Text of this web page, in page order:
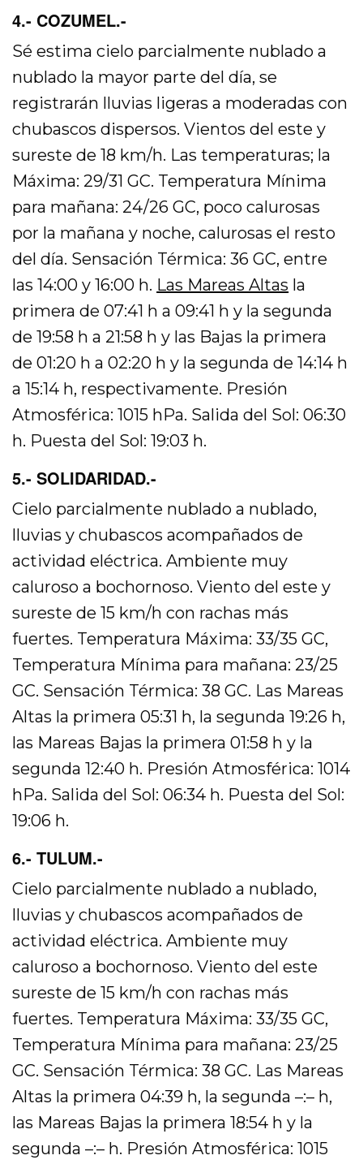
4.- COZUMEL.-
Sé estima cielo parcialmente nublado a
nublado la mayor parte del día, se
registrarán lluvias ligeras a moderadas con
chubascos dispersos. Vientos del este y
sureste de 18 km/h. Las temperaturas; la
Máxima: 29/31 GC. Temperatura Mínima
para mañana: 24/26 GC, poco calurosas
por la mañana y noche, calurosas el resto
del día. Sensación Térmica: 36 GC, entre
las 14:00 y 16:00 h. Las Mareas Altas la
primera de 07:41 h a 09:41 h y la segunda
de 19:58 h a 21:58 h y las Bajas la primera
de 01:20 h a 02:20 h y la segunda de 14:14 h
a 15:14 h, respectivamente. Presión
Atmosférica: 1015 hPa. Salida del Sol: 06:30
h. Puesta del Sol: 19:03 h.
5.- SOLIDARIDAD.-
Cielo parcialmente nublado a nublado,
lluvias y chubascos acompañados de
actividad eléctrica. Ambiente muy
caluroso a bochornoso. Viento del este y
sureste de 15 km/h con rachas más
fuertes. Temperatura Máxima: 33/35 GC,
Temperatura Mínima para mañana: 23/25
GC. Sensación Térmica: 38 GC. Las Mareas
Altas la primera 05:31 h, la segunda 19:26 h,
las Mareas Bajas la primera 01:58 h y la
segunda 12:40 h. Presión Atmosférica: 1014
hPa. Salida del Sol: 06:34 h. Puesta del Sol:
19:06 h.
6.- TULUM.-
Cielo parcialmente nublado a nublado,
lluvias y chubascos acompañados de
actividad eléctrica. Ambiente muy
caluroso a bochornoso. Viento del este
sureste de 15 km/h con rachas más
fuertes. Temperatura Máxima: 33/35 GC,
Temperatura Mínima para mañana: 23/25
GC. Sensación Térmica: 38 GC. Las Mareas
Altas la primera 04:39 h, la segunda –:– h,
las Mareas Bajas la primera 18:54 h y la
segunda –:– h. Presión Atmosférica: 1015